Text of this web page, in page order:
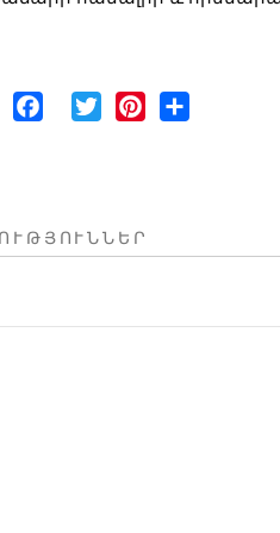
FacebookTwitter Pinterest